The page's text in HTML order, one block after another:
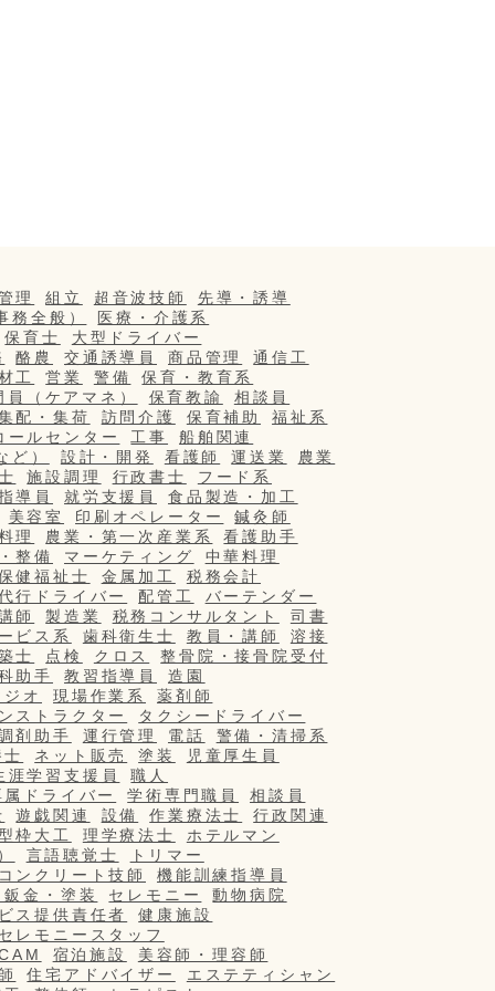
理 組立 超音波技師
先導・誘導
務全般）
医療・介護系
保育士
大型ドライバー
酪農 交通誘導員 商品管理
通信工
工 営業 警備
保育・教育系
（ケアマネ） 保育教諭
相談員
配・集荷 訪問介護 保育補助
福祉系
ールセンター 工事
船舶関連
ど）
設計・開発 看護師 運送業
農業
施設調理 行政書士
フード系
導員 就労支援員
食品製造・加工
美容室 印刷オペレーター
鍼灸師
理 農業・第一次産業系
看護助手
整備 マーケティング
中華料理
健福祉士 金属加工
税務会計
行ドライバー 配管工
バーテンダー
師 製造業 税務コンサルタント
司書
ビス系 歯科衛生士 教員・講師
溶接
士 点検 クロス
整骨院・接骨院受付
助手 教習指導員
造園
オ 現場作業系
薬剤師
ストラクター
タクシードライバー
剤助手 運行管理 電話
警備・清掃系
ネット販売 塗装
児童厚生員
涯学習支援員
職人
属ドライバー 学術専門職員
相談員
遊戯関連 設備 作業療法士
行政関連
枠大工 理学療法士
ホテルマン
言語聴覚士
トリマー
コンクリート技師
機能訓練指導員
金・塗装 セレモニー
動物病院
ス提供責任者
健康施設
セレモニースタッフ
宿泊施設
美容師・理容師
住宅アドバイザー
エステティシャン